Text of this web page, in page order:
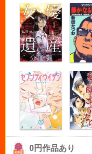
0円作品あり